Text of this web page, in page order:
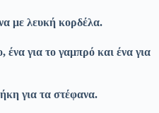
με λευκή κορδέλα.
ένα για το γαμπρό και ένα για
για τα στέφανα.